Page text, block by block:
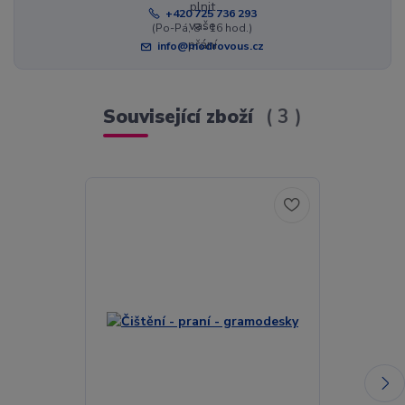
+420 725 736 293
(Po-Pá, 8 - 16 hod.)
info@modrovous.cz
Související zboží 3